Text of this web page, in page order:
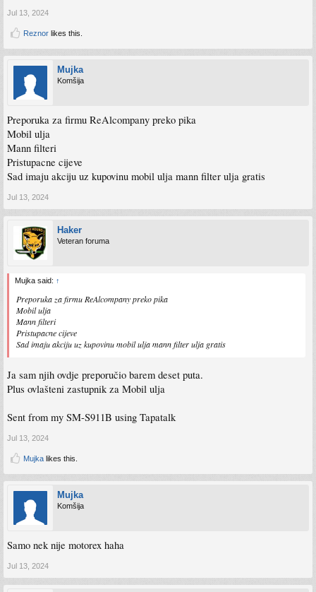
Jul 13, 2024
Reznor likes this.
Mujka
Komšija
Preporuka za firmu ReAlcompany preko pika
Mobil ulja
Mann filteri
Pristupacne cijeve
Sad imaju akciju uz kupovinu mobil ulja mann filter ulja gratis
Jul 13, 2024
Haker
Veteran foruma
Mujka said: ↑
Preporuka za firmu ReAlcompany preko pika
Mobil ulja
Mann filteri
Pristupacne cijeve
Sad imaju akciju uz kupovinu mobil ulja mann filter ulja gratis
Ja sam njih ovdje preporučio barem deset puta.
Plus ovlašteni zastupnik za Mobil ulja
Sent from my SM-S911B using Tapatalk
Jul 13, 2024
Mujka likes this.
Mujka
Komšija
Samo nek nije motorex haha
Jul 13, 2024